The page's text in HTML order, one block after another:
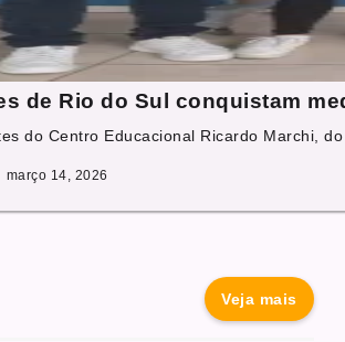
de Rio do Sul conquistam
do Centro Educacional Ricardo Marchi,
março 14, 2026
Veja mais